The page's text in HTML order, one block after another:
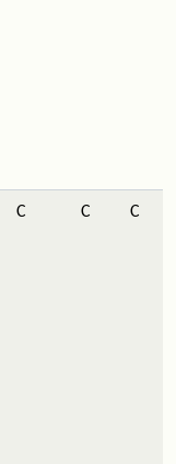
C C C